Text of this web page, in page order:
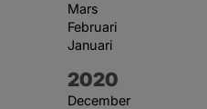
Mars
Februari
Januari
År:
2020
December